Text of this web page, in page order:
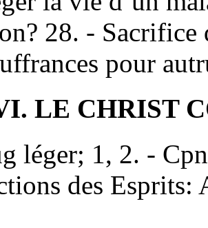
28. -
pour
LE CHRIST
léger; 1, 2. -
des Esprits: